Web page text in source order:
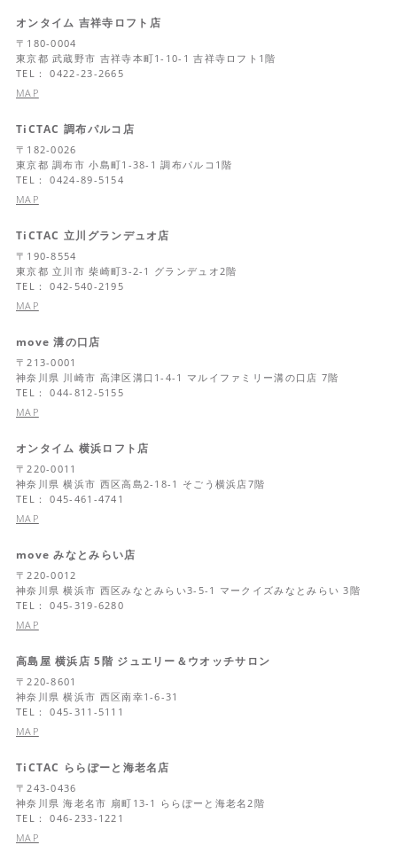
オンタイム 吉祥寺ロフト店
〒 180-0004
東京都武蔵野市 吉祥寺本町1-10-1 吉祥寺ロフト1階
TEL： 0422-23-2665
MAP
TiCTAC 調布パルコ店
〒 182-0026
東京都調布市 小島町1-38-1 調布パルコ1階
TEL： 0424-89-5154
MAP
TiCTAC 立川グランデュオ店
〒 190-8554
東京都立川市 柴崎町3-2-1 グランデュオ2階
TEL： 042-540-2195
MAP
move 溝の口店
〒213-0001
神奈川県 川崎市 高津区溝口1-4-1 マルイファミリー溝の口店 7階
TEL： 044-812-5155
MAP
オンタイム 横浜ロフト店
〒220-0011
神奈川県横浜市 西区高島2-18-1 そごう横浜店7階
TEL： 045-461-4741
MAP
move みなとみらい店
〒220-0012
神奈川県横浜市 西区みなとみらい3-5-1 マークイズみなとみらい 3階
TEL： 045-319-6280
MAP
高島屋 横浜店 5階 ジュエリー＆ウオッチサロン
〒220-8601
神奈川県横浜市 西区南幸1-6-31
TEL： 045-311-5111
MAP
TiCTAC ららぽーと海老名店
〒243-0436
神奈川県海老名市 扇町13-1 ららぽーと海老名2階
TEL： 046-233-1221
MAP